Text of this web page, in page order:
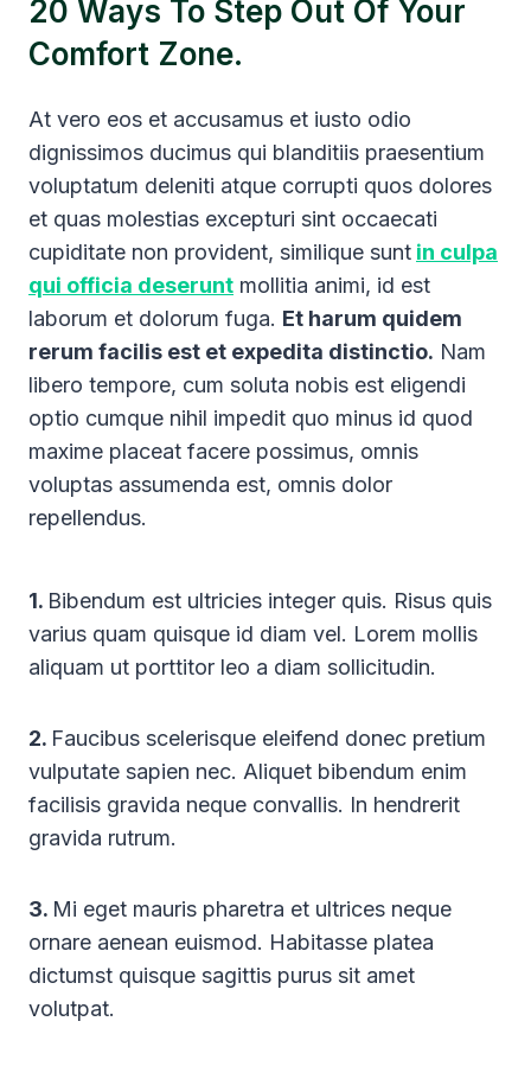
20 Ways To Step Out Of Your
Comfort Zone.
At vero eos et accusamus et iusto odio
dignissimos ducimus qui blanditiis praesentium
voluptatum deleniti atque corrupti quos dolores
et quas molestias excepturi sint occaecati
cupiditate non provident, similique sunt in culpa
qui officia deserunt mollitia animi, id est
laborum et dolorum fuga. Et harum quidem
rerum facilis est et expedita distinctio. Nam
libero tempore, cum soluta nobis est eligendi
optio cumque nihil impedit quo minus id quod
maxime placeat facere possimus, omnis
voluptas assumenda est, omnis dolor
repellendus.
1. Bibendum est ultricies integer quis. Risus quis
varius quam quisque id diam vel. Lorem mollis
aliquam ut porttitor leo a diam sollicitudin.
2. Faucibus scelerisque eleifend donec pretium
vulputate sapien nec. Aliquet bibendum enim
facilisis gravida neque convallis. In hendrerit
gravida rutrum.
3. Mi eget mauris pharetra et ultrices neque
ornare aenean euismod. Habitasse platea
dictumst quisque sagittis purus sit amet
volutpat.